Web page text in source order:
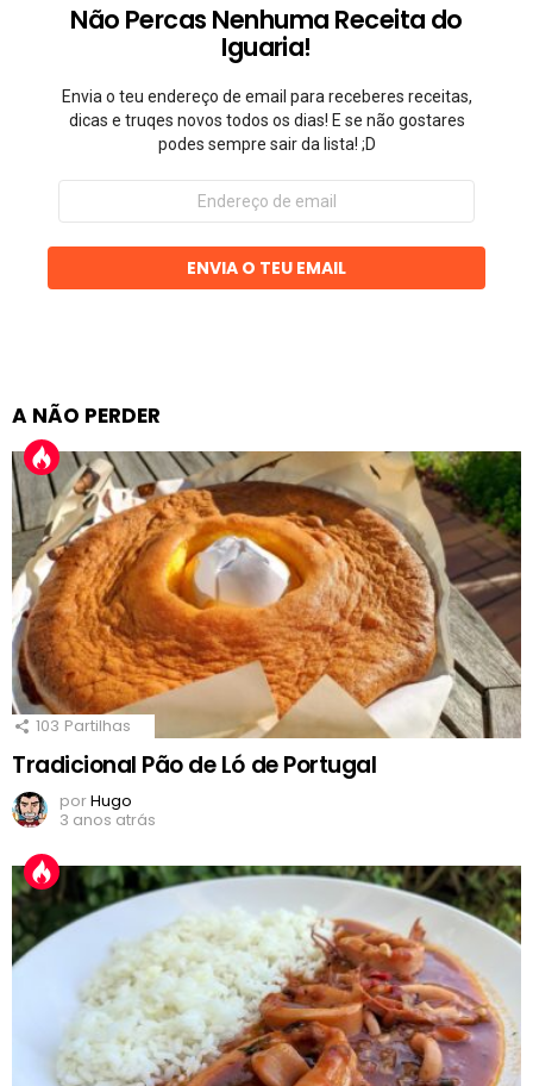
Não Percas Nenhuma Receita do
Iguaria!
Envia o teu endereço de email para receberes receitas,
dicas e truqes novos todos os dias! E se não gostares
podes sempre sair da lista! ;D
Endereço
email
ENVIA O TEU EMAIL
A NÃO PERDER
103 Partilhas
Tradicional Pão de Ló de Portugal
porHugo
3 anos atrás